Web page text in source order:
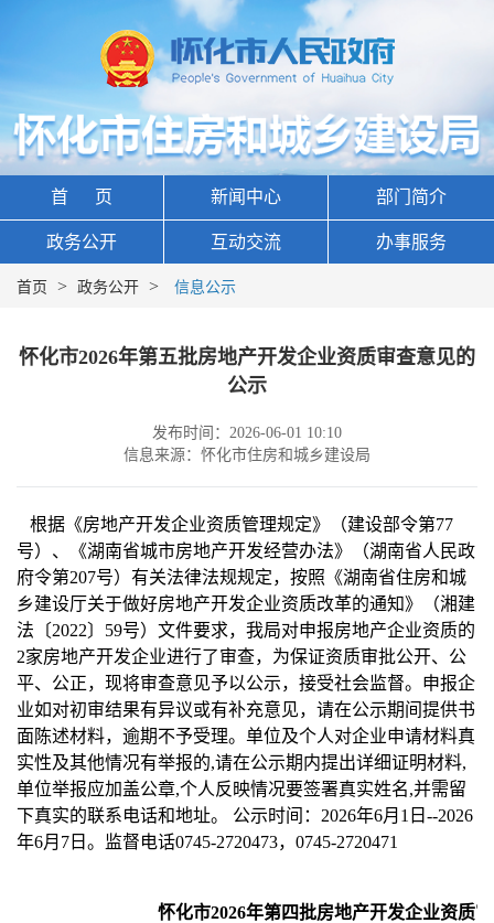
首 页 新闻中心 部门简介
政务公开 互动交流 办事服务
首页 > 政务公开 > 信息公示
怀化市2026年第五批房地产开发企业资质审查意见的
公示
发布时间：2026-06-01 10:10
信息来源：怀化市住房和城乡建设局
根据《房地产开发企业资质管理规定》（建设部令第77
号）、《湖南省城市房地产开发经营办法》（湖南省人民政
府令第207号）有关法律法规规定，按照《湖南省住房和城
乡建设厅关于做好房地产开发企业资质改革的通知》（湘建
法〔2022〕59号）文件要求，我局对申报房地产企业资质的
2家房地产开发企业进行了审查，为保证资质审批公开、公
平、公正，现将审查意见予以公示，接受社会监督。申报企
业如对初审结果有异议或有补充意见，请在公示期间提供书
面陈述材料，逾期不予受理。单位及个人对企业申请材料真
实性及其他情况有举报的,请在公示期内提出详细证明材料,
单位举报应加盖公章,个人反映情况要签署真实姓名,并需留
下真实的联系电话和地址。 公示时间：2026年6月1日--2026
年6月7日。监督电话0745-2720473，0745-2720471
怀化市2026年第四批房地产开发企业资质